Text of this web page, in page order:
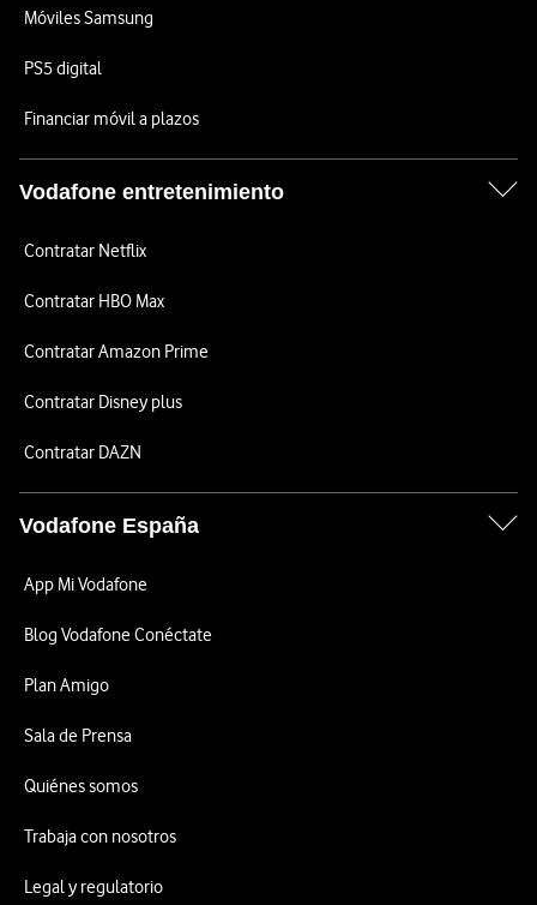
Móviles Samsung
PS5 digital
Financiar móvil a plazos
Vodafone entretenimiento
Contratar Netflix
Contratar HBO Max
Contratar Amazon Prime
Contratar Disney plus
Contratar DAZN
Vodafone España
App Mi Vodafone
Blog Vodafone Conéctate
Plan Amigo
Sala de Prensa
Quiénes somos
Trabaja con nosotros
Legal y regulatorio